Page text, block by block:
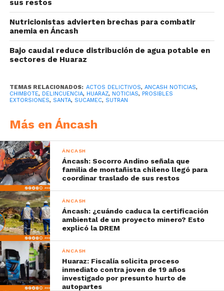
sus restos
Nutricionistas advierten brechas para combatir
anemia en Áncash
Bajo caudal reduce distribución de agua potable en
sectores de Huaraz
TEMAS RELACIONADOS: ACTOS DELICTIVOS, ANCASH NOTICIAS,
CHIMBOTE, DELINCUENCIA, HUARAZ, NOTICIAS, PROSIBLES
EXTORSIONES, SANTA, SUCAMEC, SUTRAN
Más en Áncash
ÁNCASH
Áncash: Socorro Andino señala que
familia de montañista chileno llegó para
coordinar traslado de sus restos
ÁNCASH
Áncash: ¿cuándo caduca la certificación
ambiental de un proyecto minero? Esto
explicó la DREM
ÁNCASH
Huaraz: Fiscalía solicita proceso
inmediato contra joven de 19 años
investigado por presunto hurto de
autopartes